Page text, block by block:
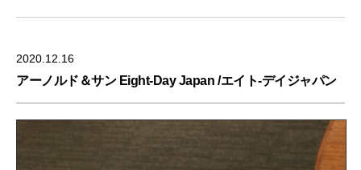
2020.12.16
アーノルド＆サン Eight-Day Japan /エイト-デイジャパン